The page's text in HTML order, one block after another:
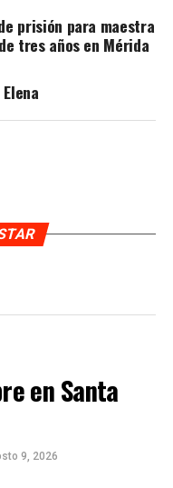
prisión para maestra
tres años en Mérida
en Santa
9, 2026